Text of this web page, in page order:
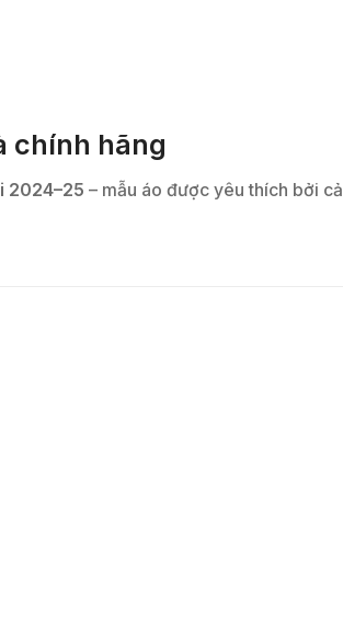
chính hãng
2024–25 – mẫu áo được yêu thích bởi